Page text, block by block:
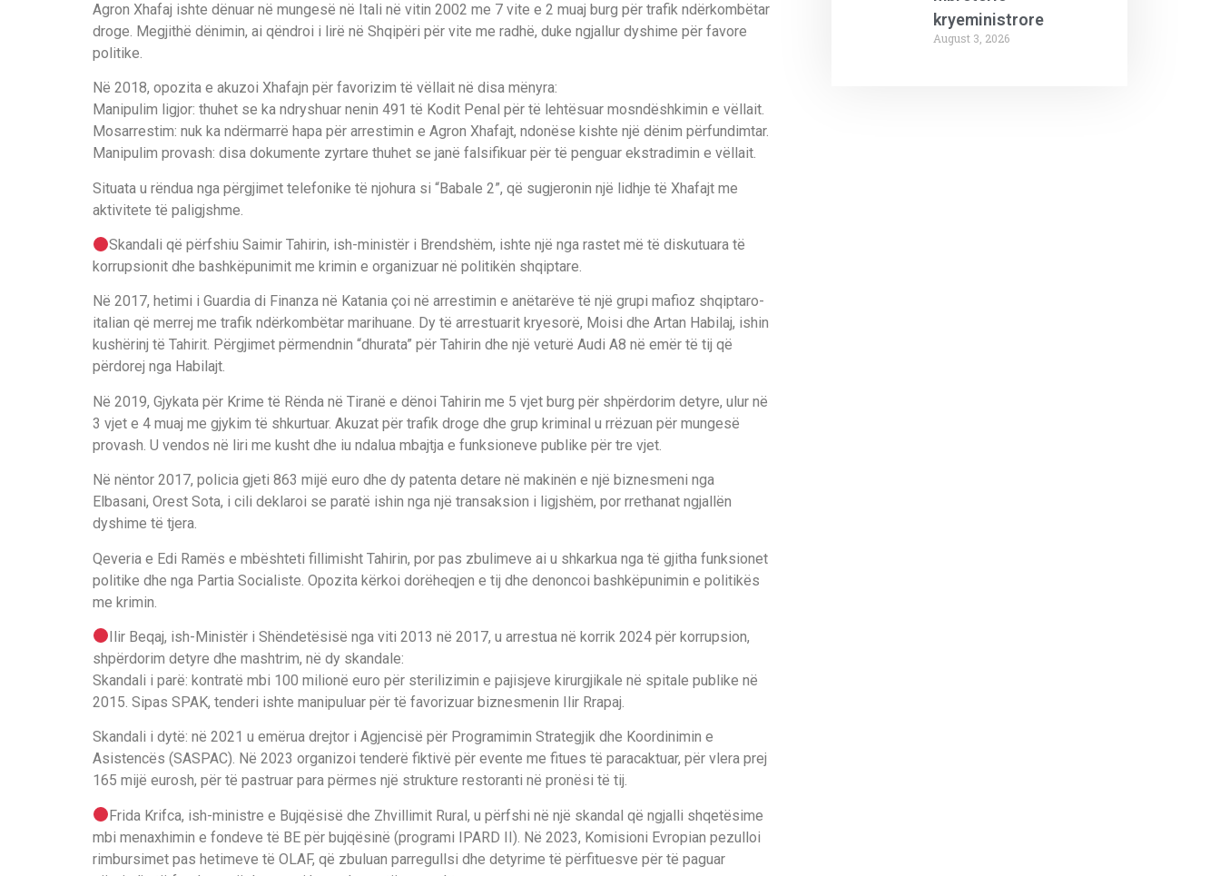
Agron Xhafaj ishte dënuar në mungesë në Itali në vitin 2002 me 7 vite e 2 muaj burg për trafik ndërkombëtar
droge. Megjithë dënimin, ai qëndroi i lirë në Shqipëri për vite me radhë, duke ngjallur dyshime për favore
politike.
Në 2018, opozita e akuzoi Xhafajn për favorizim të vëllait në disa mënyra:
Manipulim ligjor: thuhet se ka ndryshuar nenin 491 të Kodit Penal për të lehtësuar mosndëshkimin e vëllait.
Mosarrestim: nuk ka ndërmarrë hapa për arrestimin e Agron Xhafajt, ndonëse kishte një dënim përfundimtar.
Manipulim provash: disa dokumente zyrtare thuhet se janë falsifikuar për të penguar ekstradimin e vëllait.
Situata u rëndua nga përgjimet telefonike të njohura si “Babale 2”, që sugjeronin një lidhje të Xhafajt me
aktivitete të paligjshme.
Skandali që përfshiu Saimir Tahirin, ish-ministër i Brendshëm, ishte një nga rastet më të diskutuara të
korrupsionit dhe bashkëpunimit me krimin e organizuar në politikën shqiptare.
Në 2017, hetimi i Guardia di Finanza në Katania çoi në arrestimin e anëtarëve të një grupi mafioz shqiptaro-
italian që merrej me trafik ndërkombëtar marihuane. Dy të arrestuarit kryesorë, Moisi dhe Artan Habilaj, ishin
kushërinj të Tahirit. Përgjimet përmendnin “dhurata” për Tahirin dhe një veturë Audi A8 në emër të tij që
përdorej nga Habilajt.
Në 2019, Gjykata për Krime të Rënda në Tiranë e dënoi Tahirin me 5 vjet burg për shpërdorim detyre, ulur në
3 vjet e 4 muaj me gjykim të shkurtuar. Akuzat për trafik droge dhe grup kriminal u rrëzuan për mungesë
provash. U vendos në liri me kusht dhe iu ndalua mbajtja e funksioneve publike për tre vjet.
Në nëntor 2017, policia gjeti 863 mijë euro dhe dy patenta detare në makinën e një biznesmeni nga
Elbasani, Orest Sota, i cili deklaroi se paratë ishin nga një transaksion i ligjshëm, por rrethanat ngjallën
dyshime të tjera.
Qeveria e Edi Ramës e mbështeti fillimisht Tahirin, por pas zbulimeve ai u shkarkua nga të gjitha funksionet
politike dhe nga Partia Socialiste. Opozita kërkoi dorëheqjen e tij dhe denoncoi bashkëpunimin e politikës
me krimin.
Ilir Beqaj, ish-Ministër i Shëndetësisë nga viti 2013 në 2017, u arrestua në korrik 2024 për korrupsion,
shpërdorim detyre dhe mashtrim, në dy skandale:
Skandali i parë: kontratë mbi 100 milionë euro për sterilizimin e pajisjeve kirurgjikale në spitale publike në
2015. Sipas SPAK, tenderi ishte manipuluar për të favorizuar biznesmenin Ilir Rrapaj.
Skandali i dytë: në 2021 u emërua drejtor i Agjencisë për Programimin Strategjik dhe Koordinimin e
Asistencës (SASPAC). Në 2023 organizoi tenderë fiktivë për evente me fitues të paracaktuar, për vlera prej
165 mijë eurosh, për të pastruar para përmes një strukture restoranti në pronësi të tij.
Frida Krifca, ish-ministre e Bujqësisë dhe Zhvillimit Rural, u përfshi në një skandal që ngjalli shqetësime
mbi menaxhimin e fondeve të BE për bujqësinë (programi IPARD II). Në 2023, Komisioni Evropian pezulloi
rimbursimet pas hetimeve të OLAF, që zbuluan parregullsi dhe detyrime të përfituesve për të paguar
kryeministrore
August 3, 2026